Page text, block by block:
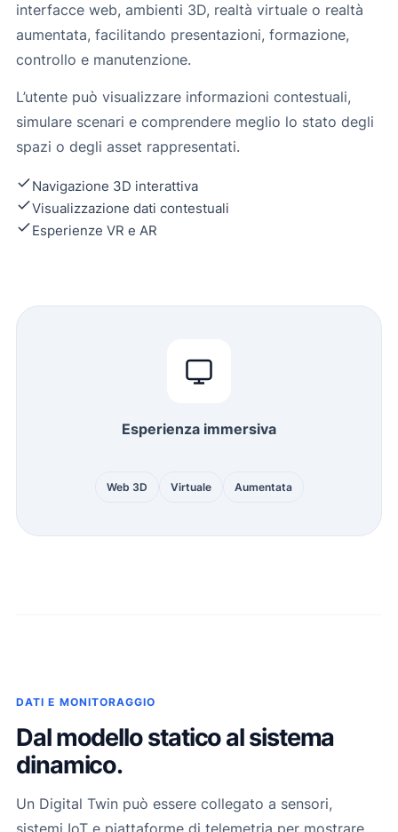
interfacce web, ambienti 3D, realtà virtuale o realtà
aumentata, facilitando presentazioni, formazione,
controllo e manutenzione.
L’utente può visualizzare informazioni contestuali,
simulare scenari e comprendere meglio lo stato degli
spazi o degli asset rappresentati.
Navigazione 3D interattiva
Visualizzazione dati contestuali
Esperienze VR e AR
Esperienza immersiva
Web 3D Virtuale Aumentata
DATI E MONITORAGGIO
Dal modello statico al sistema
dinamico.
Un Digital Twin può essere collegato a sensori,
sistemi IoT e piattaforme di telemetria per mostrare